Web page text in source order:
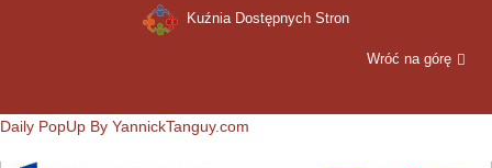
Kuźnia Dostępnych Stron
Wróć na górę
Daily PopUp By YannickTanguy.com